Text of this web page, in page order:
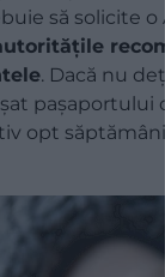
să solicite o
. Dacă nu
pașaportului
opt